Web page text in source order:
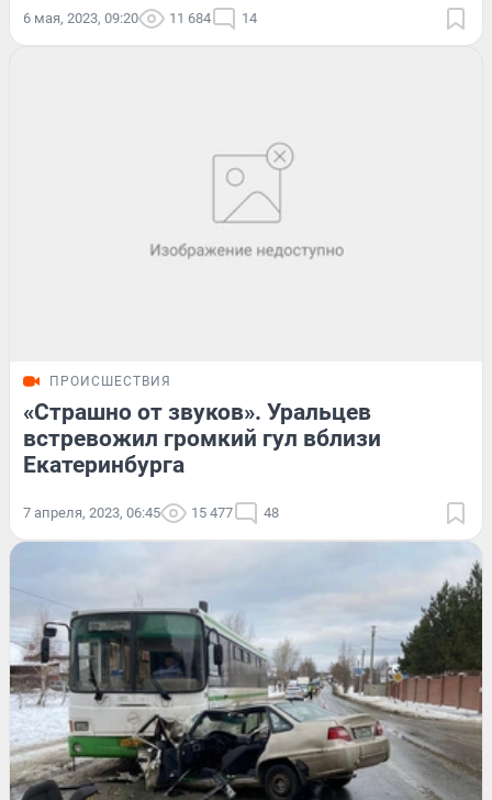
6 мая, 2023, 09:20 11 684 14
ПРОИСШЕСТВИЯ
«Страшно от звуков». Уральцев
встревожил громкий гул вблизи
Екатеринбурга
7 апреля, 2023, 06:45 15 477 48